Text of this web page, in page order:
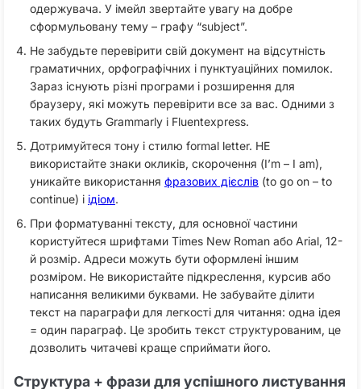
одержувача. У імейл звертайте увагу на добре
сформульовану тему – графу “subject”.
Не забудьте перевірити свій документ на відсутність
граматичних, орфографічних і пунктуаційних помилок.
Зараз існують різні програми і розширення для
браузеру, які можуть перевірити все за вас. Одними з
таких будуть Grammarly і Fluentexpress.
Дотримуйтеся тону і стилю formal letter. НЕ
використайте знаки окликів, скорочення (I’m – I am),
уникайте використання фразових дієслів (to go on – to
continue) і ідіом.
При форматуванні тексту, для основної частини
користуйтеся шрифтами Times New Roman або Arial, 12-
й розмір. Адреси можуть бути оформлені іншим
розміром. Не використайте підкреслення, курсив або
написання великими буквами. Не забувайте ділити
текст на параграфи для легкості для читання: одна ідея
= один параграф. Це зробить текст структурованим, це
дозволить читачеві краще сприймати його.
Структура + фрази для успішного листування